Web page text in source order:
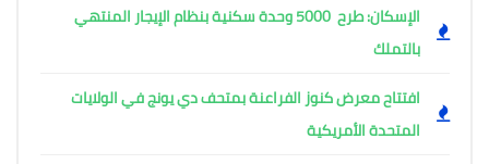
الإسكان: طرح 5000 وحدة سكنية بنظام الإيجار المنتهي
بالتملك
افتتاح معرض كنوز الفراعنة بمتحف دي يونج في الولايات
المتحدة الأمريكية